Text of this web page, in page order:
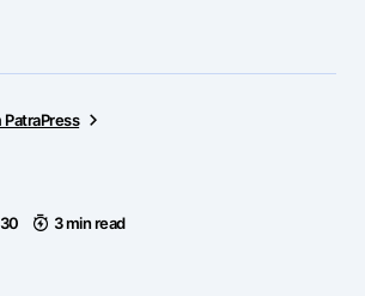
3 min read